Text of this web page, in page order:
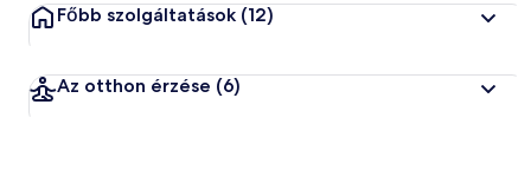
Főbb szolgáltatások (12)
Az otthon érzése (6)